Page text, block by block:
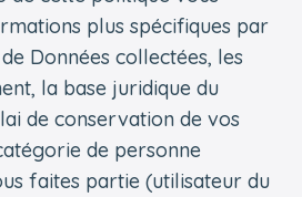
plus spécifiques par
Données collectées, les
la base juridique du
de conservation de vos
de personne
faites partie (utilisateur du